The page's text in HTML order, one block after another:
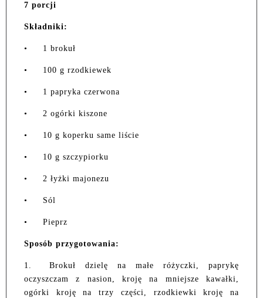
7 porcji
Składniki:
• 1 brokuł
• 100 g rzodkiewek
• 1 papryka czerwona
• 2 ogórki kiszone
• 10 g koperku same liście
• 10 g szczypiorku
• 2 łyżki majonezu
• Sól
• Pieprz
Sposób przygotowania:
1.
Brokuł dzielę na małe różyczki, paprykę
oczyszczam z nasion, kroję na mniejsze kawałki,
ogórki kroję na trzy części, rzodkiewki kroję na